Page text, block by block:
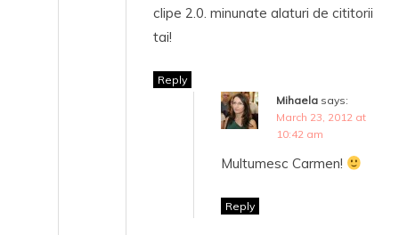
clipe 2.0. minunate alaturi de cititorii
tai!
Reply
Mihaela says:
March 23, 2012 at
10:42 am
Multumesc Carmen!
Reply